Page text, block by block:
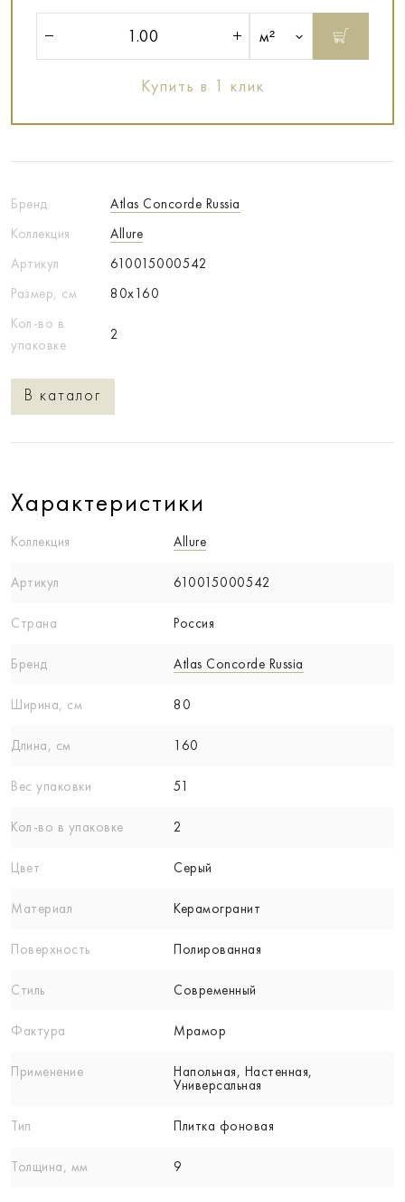
Бренд
Atlas Concorde Russia
Коллекция
Allure
Артикул
610015000542
Размер, см
80x160
Кол-во в
упаковке
2
В каталог
м²
Купить в 1 клик
Характеристики
Коллекция Allure
Артикул 610015000542
Страна Россия
Бренд Atlas Concorde Russia
Ширина, см 80
Длина, см 160
Вес упаковки 51
Кол-вo в упаковке 2
Цвет Серый
Материал Керамогранит
Поверхность Полированная
Стиль Современный
Фактура Мрамор
Применение
Напольная, Настенная,
Универсальная
Тип Плитка фоновая
Толщина, мм 9